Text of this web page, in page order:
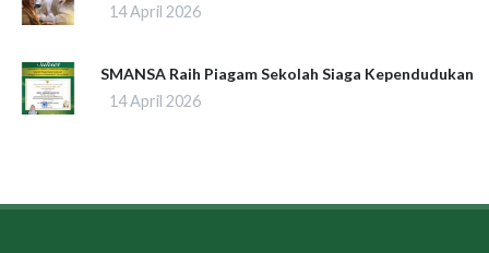
14 April 2026
SMANSA Raih Piagam Sekolah Siaga Kependudukan
14 April 2026